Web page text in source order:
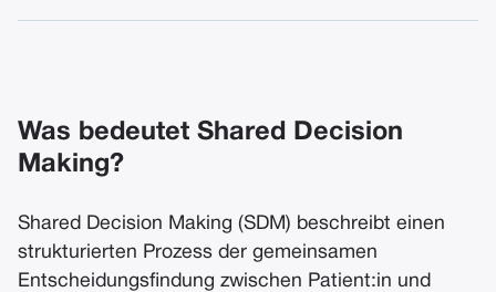
Was bedeutet Shared Decision
Making?
Shared Decision Making (SDM) beschreibt einen
strukturierten Prozess der gemeinsamen
Entscheidungsfindung zwischen Patient:in und